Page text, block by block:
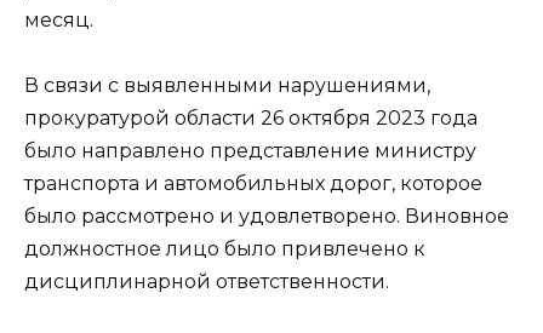
месяц.
В связи с выявленными нарушениями,
прокуратурой области 26 октября 2023 года
было направлено представление министру
транспорта и автомобильных дорог, которое
было рассмотрено и удовлетворено. Виновное
должностное лицо было привлечено к
дисциплинарной ответственности.